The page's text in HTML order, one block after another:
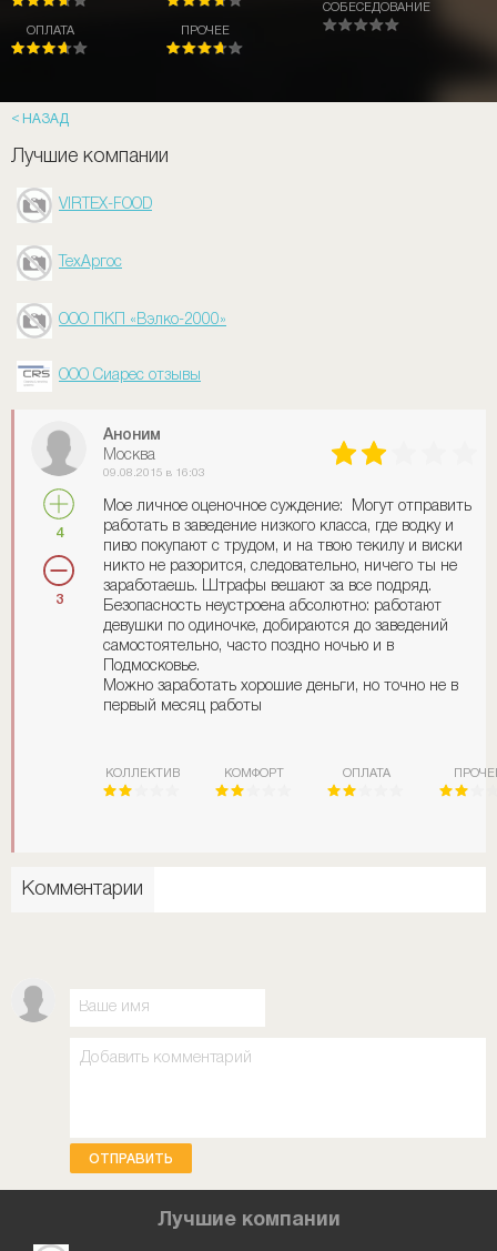
ОПЛАТА ПРОЧЕЕ
СОБЕСЕДОВАНИЕ
НАЗАД
Лучшие компании
VIRTEX-FOOD
ТехАргос
ООО ПКП «Вэлко-2000»
ООО Сиарес отзывы
4
3
Аноним
Москва
09.08.2015 в 16:03
Мое личное оценочное суждение: Могут отправить
работать в заведение низкого класса, где водку и
пиво покупают с трудом, и на твою текилу и виски
никто не разорится, следовательно, ничего ты не
заработаешь. Штрафы вешают за все подряд.
Безопасность неустроена абсолютно: работают
девушки по одиночке, добираются до заведений
самостоятельно, часто поздно ночью и в
Подмосковье.
Можно заработать хорошие деньги, но точно не в
первый месяц работы
КОЛЛЕКТИВ КОМФОРТ ОПЛАТА
Комментарии
ОТПРАВИТЬ
Лучшие компании